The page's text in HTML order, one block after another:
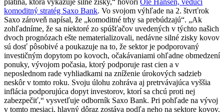
komoditný stratég Saxo Bank. Vo svojom výhľade na 2. štvrťrok
Saxo zároveň napísal, že „komoditné trhy sa prebúdzajú“. „Ak
zohľadníme, že sa niektoré zo spúšťačov uvedených v týchto našich
dvoch prognózach ešte nematerializovali, nedávne silné zisky kovov
sú dosť pôsobivé a poukazuje na to, že sektor je podporovaný
investičným dopytom po kovoch, očakávaniami ohľadne obmedzení
ponuky, vývojom počasia, ktorý podporuje rast cien a v
neposlednom rade vyhliadkami na zníženie úrokových sadzieb
neskôr v tomto roku. Svoju úlohu zohráva aj pretrvávajúca vyššia
inflácia podporujúca dopyt investorov, ktorí sa chcú proti nej
zabezpečiť,“ vysvetľuje odborník Saxo Bank. Pri pohľade na vývoj
v tomto mesiaci, hlavný dôraz zostáva podľa neho na sektore kovov.